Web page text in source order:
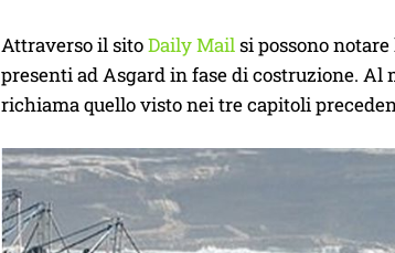
Attraverso il sitoDaily Mailsi possono
presenti ad Asgard in fase di costruzione.
richiama quello visto nei tre capitoli